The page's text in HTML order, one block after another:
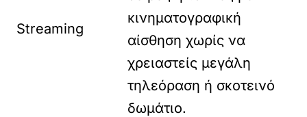
Streaming
κινηματογραφική
αίσθηση χωρίς να
χρειαστείς μεγάλη
τηλεόραση ή σκοτεινό
δωμάτιο.